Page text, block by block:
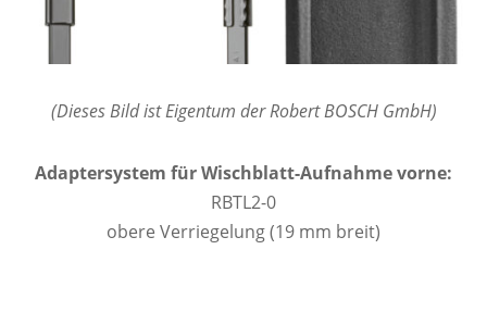
(Dieses Bild ist Eigentum der Robert BOSCH GmbH)
Adaptersystem für Wischblatt-Aufnahme vorne:
RBTL2-0
obere Verriegelung (19 mm breit)